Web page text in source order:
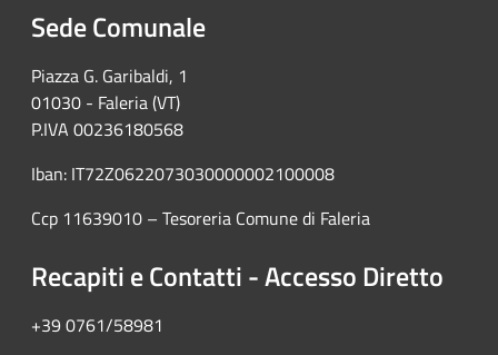
Sede Comunale
Piazza G. Garibaldi, 1
01030 - Faleria (VT)
P.IVA 00236180568
Iban: IT72Z0622073030000002100008
Ccp 11639010 – Tesoreria Comune di Faleria
Recapiti e Contatti - Accesso Diretto
+39 0761/58981